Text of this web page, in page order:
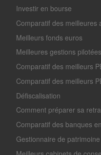
Investir en bourse
Comparatif des meilleures
Meilleurs fonds euros
Meilleures gestions pilotées
Comparatif des meilleurs
Comparatif des meilleurs
Défiscalisation
Comment préparer sa
Comparatif des banques
Gestionnaire de patrimoine